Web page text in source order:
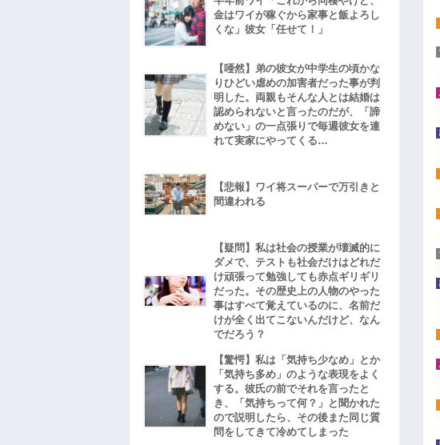
金はワイが稼ぐから家事と飯よろし
くな」彼女「任せて！」
【唖然】弟の彼女が中学生の頃かな
りひどい虐めの加害者だった事が判
明した。両親もそんな人とは結婚は
認められないと言ったのだが、「諦
めない」の一点張りで毎週彼女を連
れて実家にやってくる…
【悲報】ワイ将スーパーで万引きと
間違われる
【疑問】私は社会の授業が壊滅的に
ダメで、テストも社会だけはどれだ
け頑張って勉強しても赤点ギリギリ
だった。その歴史上の人物のやった
事はすべて覚えているのに、名前だ
けが全く出てこないんだけど、なん
でだろう？
【驚愕】私は「気持ち少なめ」とか
「気持ち多め」のような表現をよく
する。彼氏の前でそれを言ったと
き、「気持ちって何？」と聞かれた
ので説明したら、その後また同じ質
問をしてきて冷めてしまった